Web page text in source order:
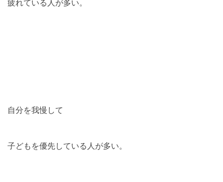
自分を我慢して
子どもを優先している人が多い。